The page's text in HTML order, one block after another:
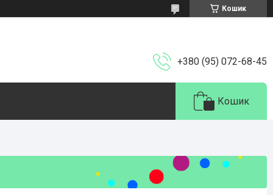
Кошик
+380 (95) 072-68-45
Кошик